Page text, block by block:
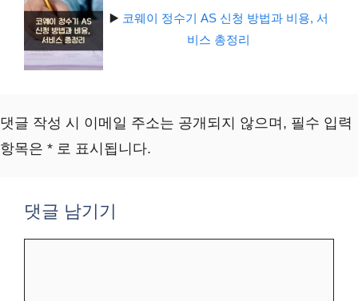
▶️ 코웨이 정수기 AS 신청 방법과 비용, 서
비스 총정리
댓글 작성 시 이메일 주소는 공개되지 않으며, 필수 입력
항목은 * 로 표시됩니다.
댓글 남기기